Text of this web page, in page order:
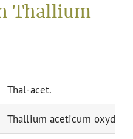
Thallium
Thal-acet.
Thallium aceticum